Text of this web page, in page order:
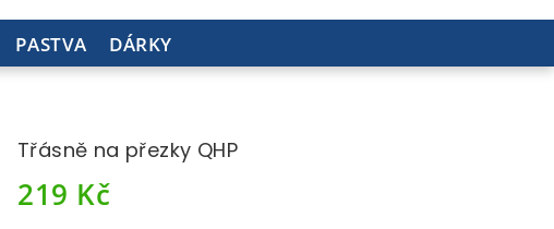
PASTVA DÁRKY
Třásně na přezky QHP
219 Kč